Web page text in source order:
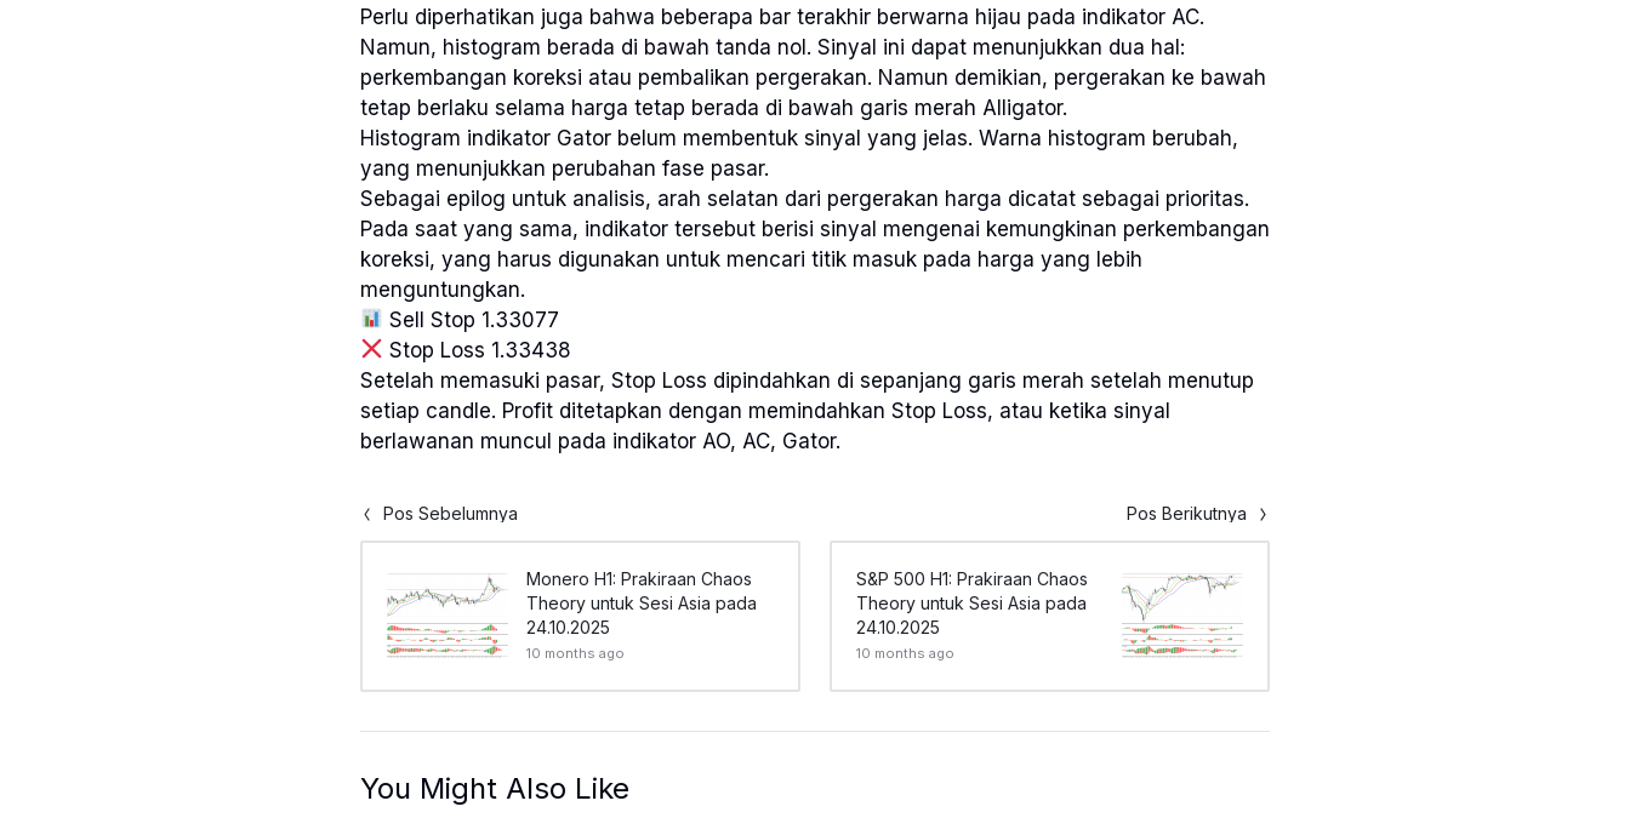
Perlu diperhatikan juga bahwa beberapa bar terakhir berwarna hijau pada indikator AC.
Namun, histogram berada di bawah tanda nol. Sinyal ini dapat menunjukkan dua hal:
perkembangan koreksi atau pembalikan pergerakan. Namun demikian, pergerakan ke bawah
tetap berlaku selama harga tetap berada di bawah garis merah Alligator.
Histogram indikator Gator belum membentuk sinyal yang jelas. Warna histogram berubah,
yang menunjukkan perubahan fase pasar.
Sebagai epilog untuk analisis, arah selatan dari pergerakan harga dicatat sebagai prioritas.
Pada saat yang sama, indikator tersebut berisi sinyal mengenai kemungkinan perkembangan
koreksi, yang harus digunakan untuk mencari titik masuk pada harga yang lebih
menguntungkan.
Sell Stop 1.33077
Stop Loss 1.33438
Setelah memasuki pasar, Stop Loss dipindahkan di sepanjang garis merah setelah menutup
setiap candle. Profit ditetapkan dengan memindahkan Stop Loss, atau ketika sinyal
berlawanan muncul pada indikator AO, AC, Gator.
Pos Sebelumnya Pos Berikutnya
Monero H1: Prakiraan Chaos
Theory untuk Sesi Asia pada
24.10.2025
10 months ago
S&P 500 H1: Prakiraan Chaos
Theory untuk Sesi Asia pada
24.10.2025
10 months ago
You Might Also Like